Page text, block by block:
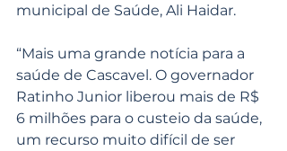
municipal de Saúde, Ali Haidar.
“Mais uma grande notícia para a
saúde de Cascavel. O governador
Ratinho Junior liberou mais de R$
6 milhões para o custeio da saúde,
um recurso muito difícil de ser